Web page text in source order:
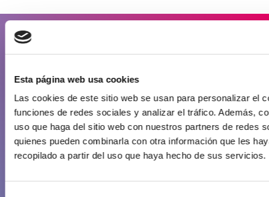
Esta página web usa cookies
Las cookies de este sitio web se usan para personalizar el
funciones de redes sociales y analizar el tráfico. Además,
uso que haga del sitio web con nuestros partners de redes
quienes pueden combinarla con otra información que les
recopilado a partir del uso que haya hecho de sus servicios.
Puerto de Arinaga
Ventajas de instalarse en la zona industrial de Arinaga
Gestión de residuos
Plan Estratégico de la Zona Industrial de Arinaga